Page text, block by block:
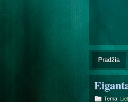
Pradžia
Tema: